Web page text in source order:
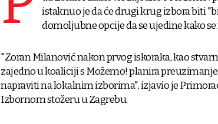
istaknuo je da će drugi krug izbora biti
domoljubne opcije da se ujedine kako se
"Zoran Milanović nakon prvog iskoraka, kao
zajedno u koaliciji s Možemo! planira
napraviti na lokalnim izborima", izjavio je
Izbornom stožeru u Zagrebu.